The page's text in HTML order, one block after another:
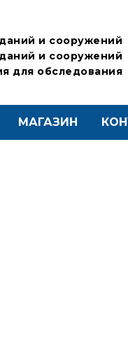
и сооружений
и сооружений
для обследования
МАГАЗИН